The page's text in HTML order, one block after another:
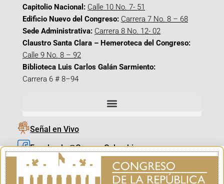
Capitolio Nacional: Calle 10 No. 7- 51
Edificio Nuevo del Congreso: Carrera 7 No. 8 – 68
Sede Administrativa: Carrera 8 No. 12- 02
Claustro Santa Clara – Hemeroteca del Congreso:
Calle 9 No. 8 – 92
Biblioteca Luis Carlos Galán Sarmiento:
Carrera 6 # 8–94
Señal en Vivo
Facebook_@CamaraColombia
Instagram_@CamaraColombia